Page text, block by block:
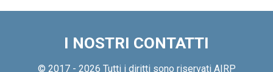
I NOSTRI CONTATTI
© 2017 - 2026 Tutti i diritti sono riservati AIRP